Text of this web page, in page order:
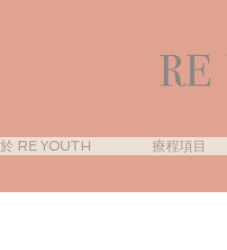
RE YOUTH 療程項目